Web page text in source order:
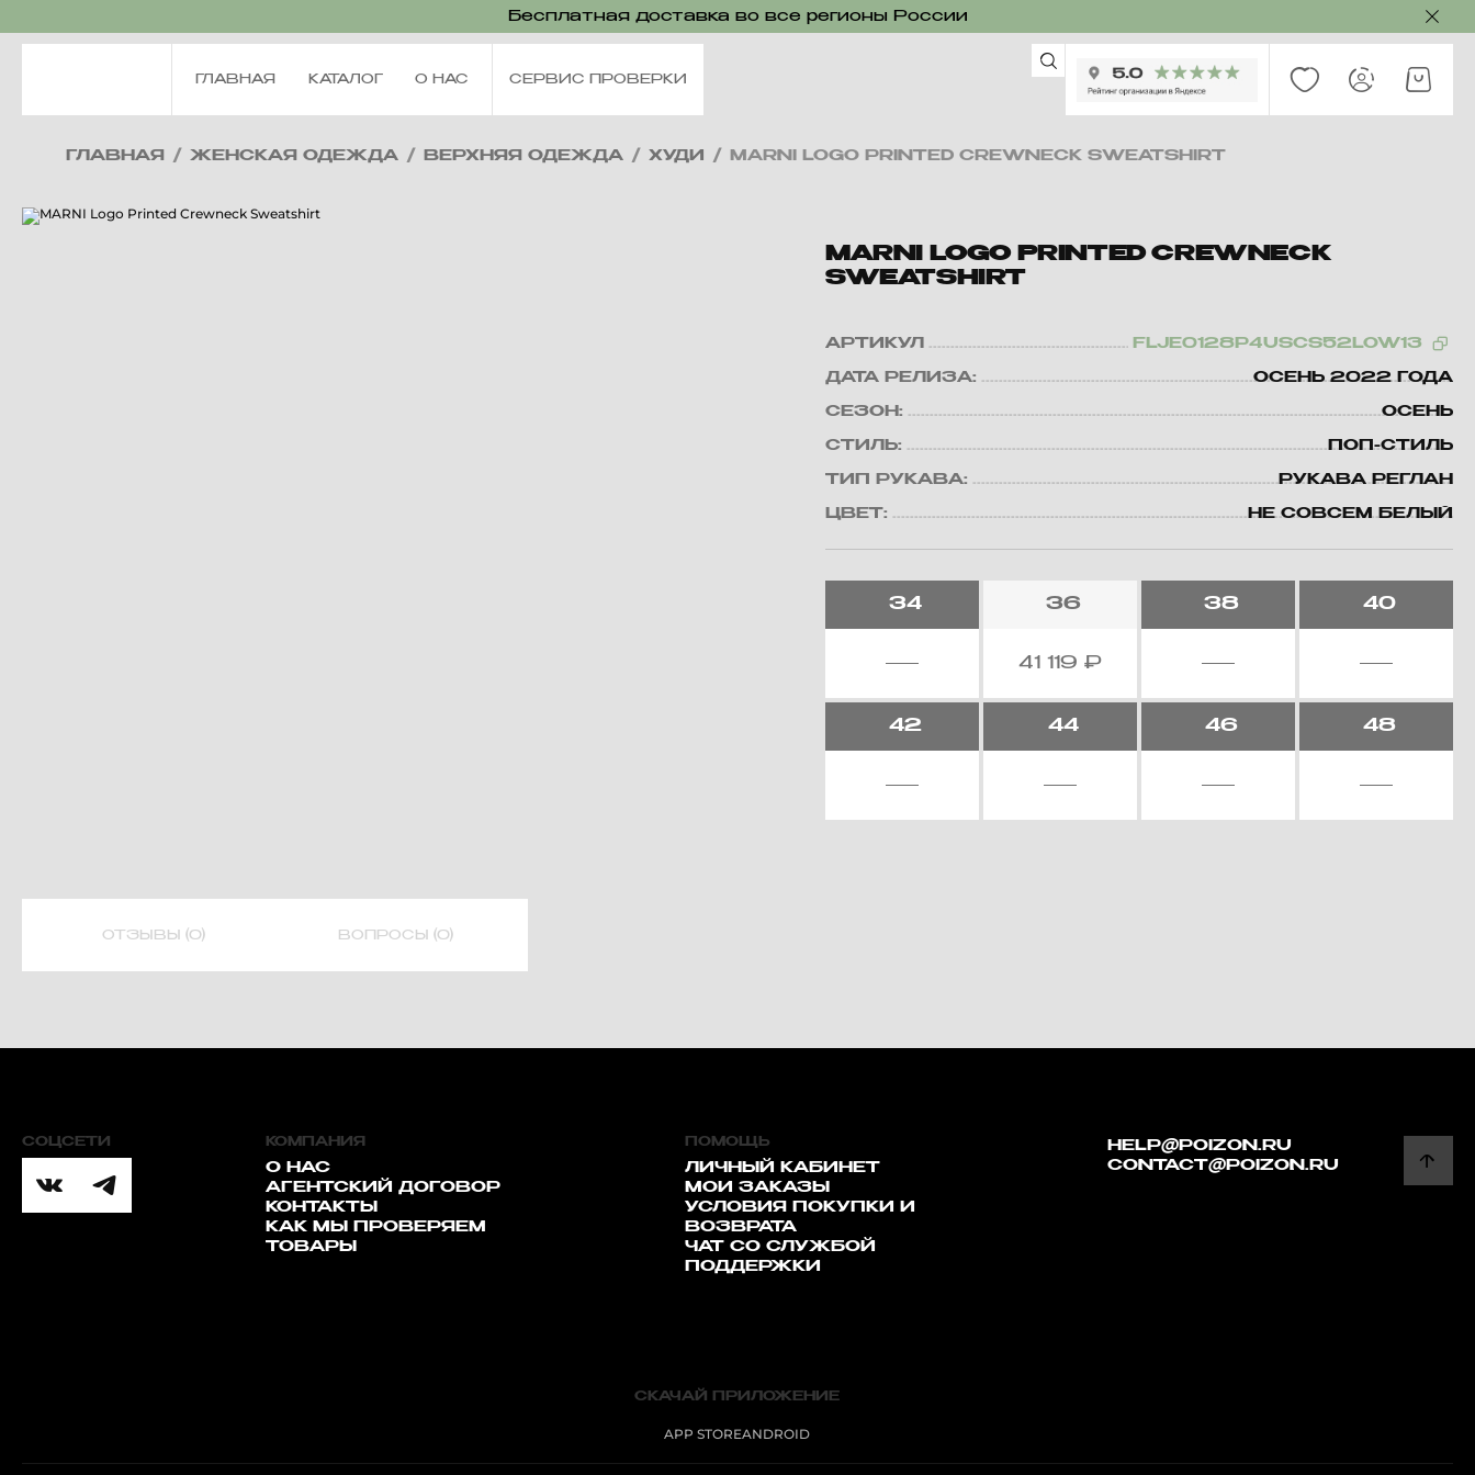
Бесплатная доставка во все регионы России
ГЛАВНАЯ КАТАЛОГ О НАС СЕРВИС ПРОВЕРКИ
ГЛАВНАЯ / ЖЕНСКАЯ ОДЕЖДА / ВЕРХНЯЯ ОДЕЖДА / ХУДИ / MARNI LOGO PRINTED CREWNECK SWEATSHIRT
MARNI LOGO PRINTED CREWNECK
SWEATSHIRT
АРТИКУЛ FLJE0128P4USCS52LOW13
ДАТА РЕЛИЗА: ОСЕНЬ 2022 ГОДА
СЕЗОН: ОСЕНЬ
СТИЛЬ: ПОП-СТИЛЬ
ТИП РУКАВА: РУКАВА РЕГЛАН
ЦВЕТ: НЕ СОВСЕМ БЕЛЫЙ
34 36
41 119₽
38 40
42 44 46 48
ОТЗЫВЫ (0) ВОПРОСЫ (0)
СОЦСЕТИ КОМПАНИЯ
О НАС
АГЕНТСКИЙ ДОГОВОР
КОНТАКТЫ
КАК МЫ ПРОВЕРЯЕМ
ТОВАРЫ
HELP@POIZON.RU
CONTACT@POIZON.RU
ПОМОЩЬ
ЛИЧНЫЙ КАБИНЕТ
МОИ ЗАКАЗЫ
УСЛОВИЯ ПОКУПКИ И
ВОЗВРАТА
ЧАТ СО СЛУЖБОЙ
ПОДДЕРЖКИ
СКАЧАЙ ПРИЛОЖЕНИЕ
APP STOREANDROID